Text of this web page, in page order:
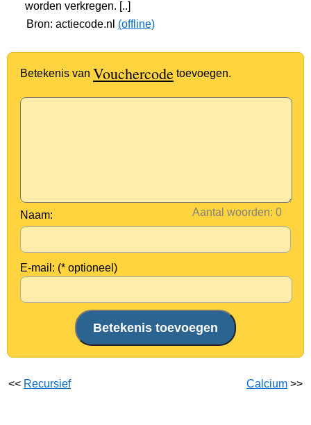
worden verkregen. [..]
Bron: actiecode.nl (offline)
Betekenis van Vouchercode toevoegen.
Aantal woorden:
Naam:
E-mail: (* optioneel)
<< Recursief Calcium >>